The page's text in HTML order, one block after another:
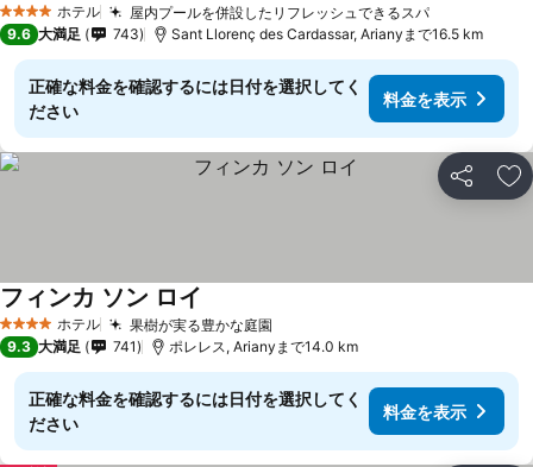
4 ホテルのランク
ホテル 屋内プールを併設したリフレッシュできるスパ料金を表示
9.6 大満足 743 Sant Llorenç des Cardassar, Arianyまで16.5 km
正確な料金を確認するには日付を選択してく
ださい
料金を表示
シェア お
4 ホテルのランク
ホテル 果樹が実る豊かな庭園
フィンカ ソン ロイ
9.3 大満足 741 ポレレス, Arianyまで14.0 km
正確な料金を確認するには日付を選択してく
ださい
料金を表示